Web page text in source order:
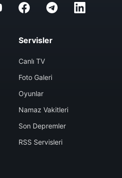
Servisler
Canlı TV
Foto Galeri
Oyunlar
Namaz Vakitleri
Son Depremler
RSS Servisleri